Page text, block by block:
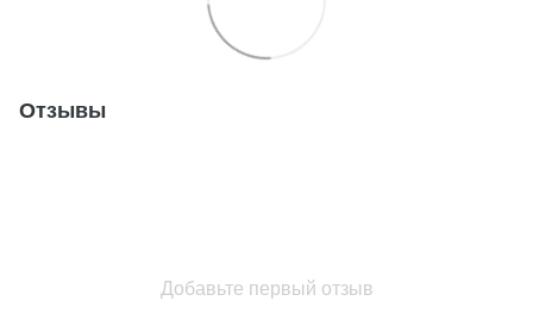
Отзывы
Добавьте первый отзыв